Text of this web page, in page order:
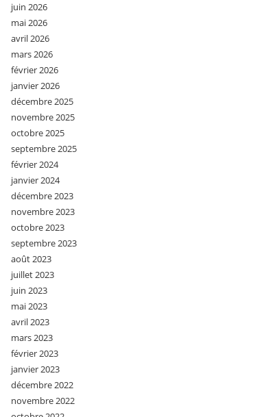
juin 2026
mai 2026
avril 2026
mars 2026
février 2026
janvier 2026
décembre 2025
novembre 2025
octobre 2025
septembre 2025
février 2024
janvier 2024
décembre 2023
novembre 2023
octobre 2023
septembre 2023
août 2023
juillet 2023
juin 2023
mai 2023
avril 2023
mars 2023
février 2023
janvier 2023
décembre 2022
novembre 2022